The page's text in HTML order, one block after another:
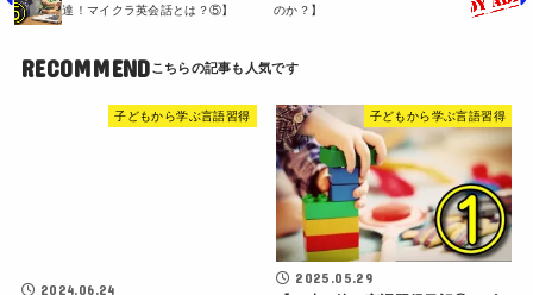
達！マイクラ英会話とは？⑤】
のか？】
RECOMMEND
子どもから学ぶ言語習得
2024.06.24
子どもから学ぶ言語習得
2025.05.29